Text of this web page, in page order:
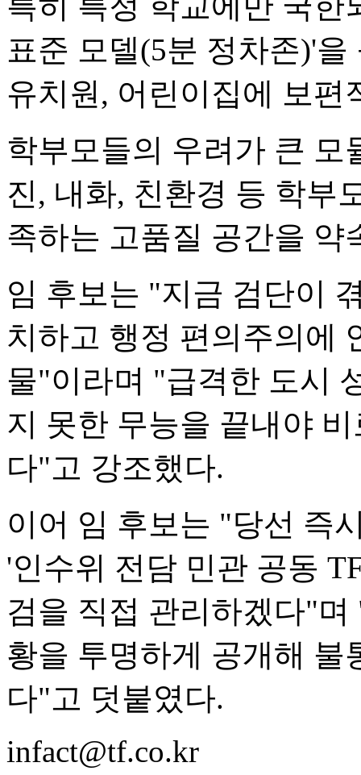
표준 모델(5분 정차존)'
유치원, 어린이집에 보편
학부모들의 우려가 큰 모
진, 내화, 친환경 등 학부
족하는 고품질 공간을 약
임 후보는 "지금 검단이
치하고 행정 편의주의에
물"이라며 "급격한 도시
지 못한 무능을 끝내야
다"고 강조했다.
이어 임 후보는 "당선 즉
'인수위 전담 민관 공동
검을 직접 관리하겠다"
황을 투명하게 공개해 불
다"고 덧붙였다.
infact@tf.co.kr